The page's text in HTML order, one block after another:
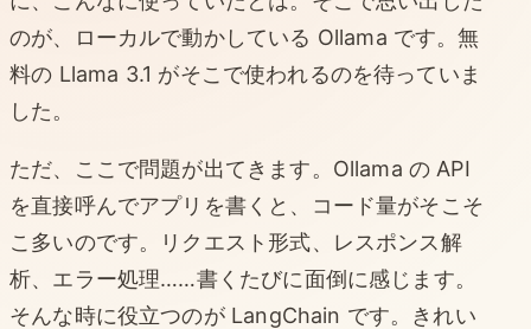
のが、ローカルで動かしている Ollama です。無
料の Llama 3.1 がそこで使われるのを待っていま
した。
ただ、ここで問題が出てきます。Ollama の API
を直接呼んでアプリを書くと、コード量がそこそ
こ多いのです。リクエスト形式、レスポンス解
析、エラー処理……書くたびに面倒に感じます。
そんな時に役立つのが LangChain です。きれい